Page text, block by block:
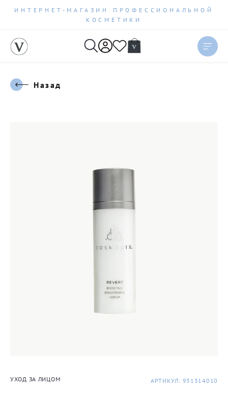
ИНТЕРНЕТ-МАГАЗИН ПРОФЕССИОНАЛЬНОЙ
КОСМЕТИКИ
Назад
УХОД ЗА ЛИЦОМ АРТИКУЛ: 931314010